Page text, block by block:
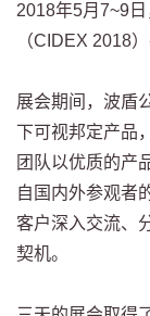
2018年5月7~9
（CIDEX 2018
展会期间，波盾
下可视邦定产品
团队以优质的产
自国内外参观者
客户深入交流、
契机。